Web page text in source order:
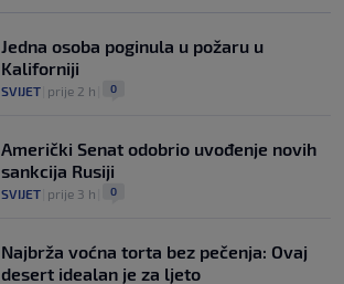
Jedna osoba poginula u požaru u
Kaliforniji
SVIJET prije 2 h 0
Američki Senat odobrio uvođenje novih
sankcija Rusiji
SVIJET prije 3 h 0
Najbrža voćna torta bez pečenja: Ovaj
desert idealan je za ljeto